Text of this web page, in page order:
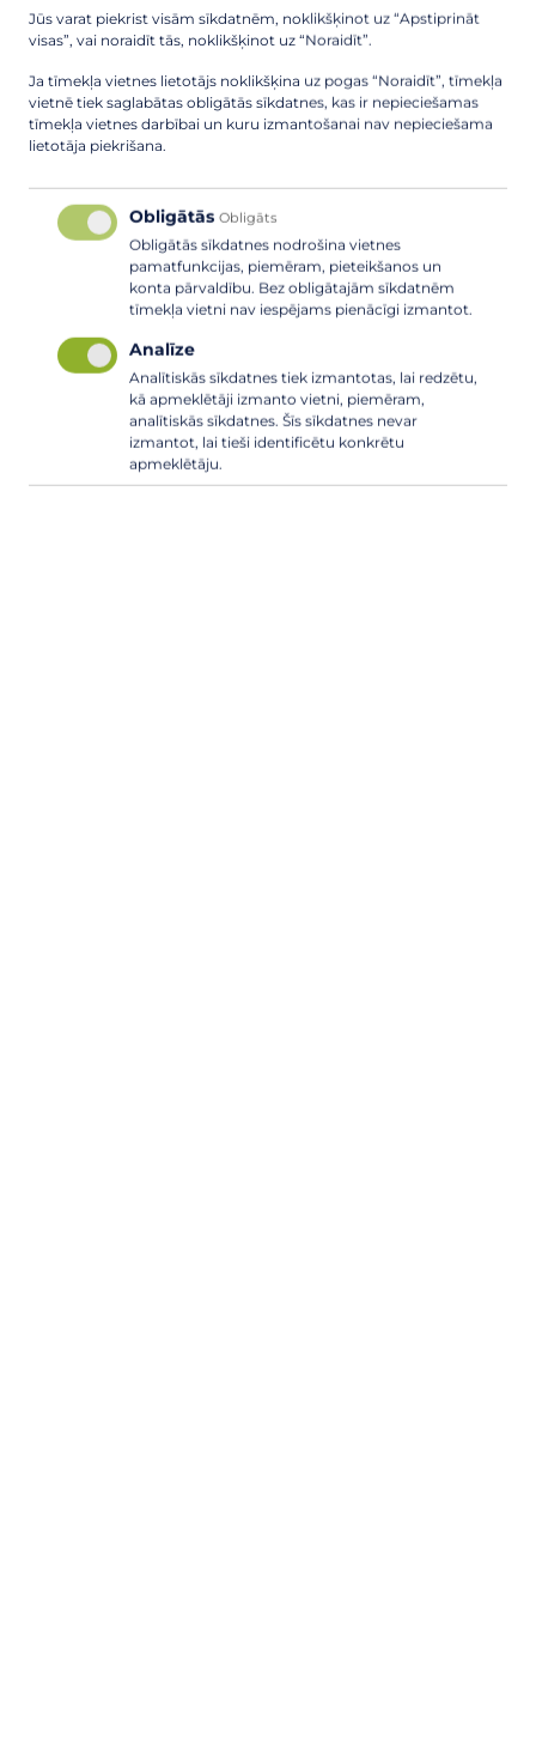
17. OKTOBRIS, 2024
Par katlu mājas avārijas remontu
Jūs varat piekrist visām sīkdatnēm, noklikšķinot uz “Apstiprināt
visas”, vai noraidīt tās, noklikšķinot uz “Noraidīt”.
Ja tīmekļa vietnes lietotājs noklikšķina uz pogas “Noraidīt”, tīmekļa
vietnē tiek saglabātas obligātās sīkdatnes, kas ir nepieciešamas
tīmekļa vietnes darbībai un kuru izmantošanai nav nepieciešama
lietotāja piekrišana.
Obligātās Obligāts
Obligātās sīkdatnes nodrošina vietnes
pamatfunkcijas, piemēram, pieteikšanos un
konta pārvaldību. Bez obligātajām sīkdatnēm
tīmekļa vietni nav iespējams pienācīgi izmantot.
Analīze
Analītiskās sīkdatnes tiek izmantotas, lai redzētu,
kā apmeklētāji izmanto vietni, piemēram,
analītiskās sīkdatnes. Šīs sīkdatnes nevar
izmantot, lai tieši identificētu konkrētu
apmeklētāju.